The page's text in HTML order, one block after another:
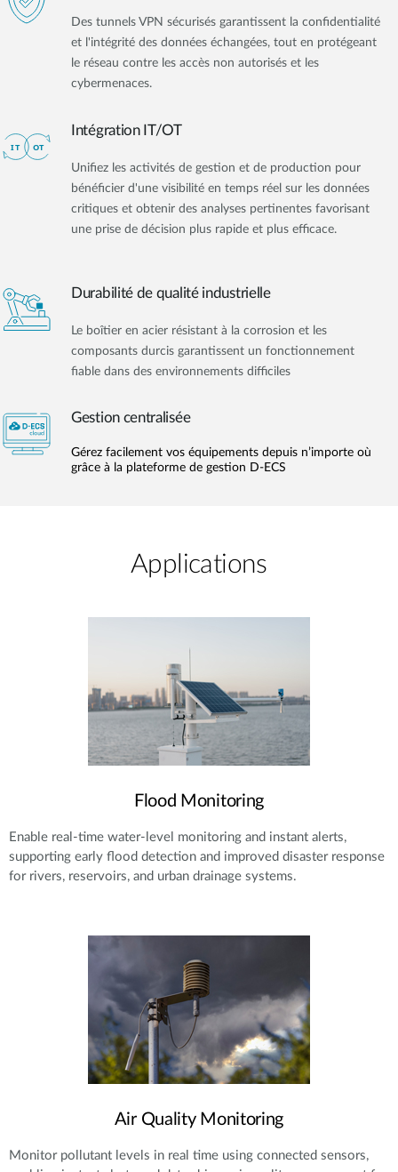
Des tunnels VPN sécurisés garantissent la confidentialité
et l'intégrité des données échangées, tout en protégeant
le réseau contre les accès non autorisés et les
cybermenaces.
Intégration IT/OT
Unifiez les activités de gestion et de production pour
bénéficier d'une visibilité en temps réel sur les données
critiques et obtenir des analyses pertinentes favorisant
une prise de décision plus rapide et plus efficace.
Durabilité de qualité industrielle
Le boîtier en acier résistant à la corrosion et les
composants durcis garantissent un fonctionnement
fiable dans des environnements difficiles
Gestion centralisée
Gérez facilement vos équipements depuis n’importe où
grâce à la plateforme de gestion D‑ECS
Applications​
Flood Monitoring
Enable real-time water-level monitoring and instant alerts,
supporting early flood detection and improved disaster response
for rivers, reservoirs, and urban drainage systems.
Air Quality Monitoring
Monitor pollutant levels in real time using connected sensors,